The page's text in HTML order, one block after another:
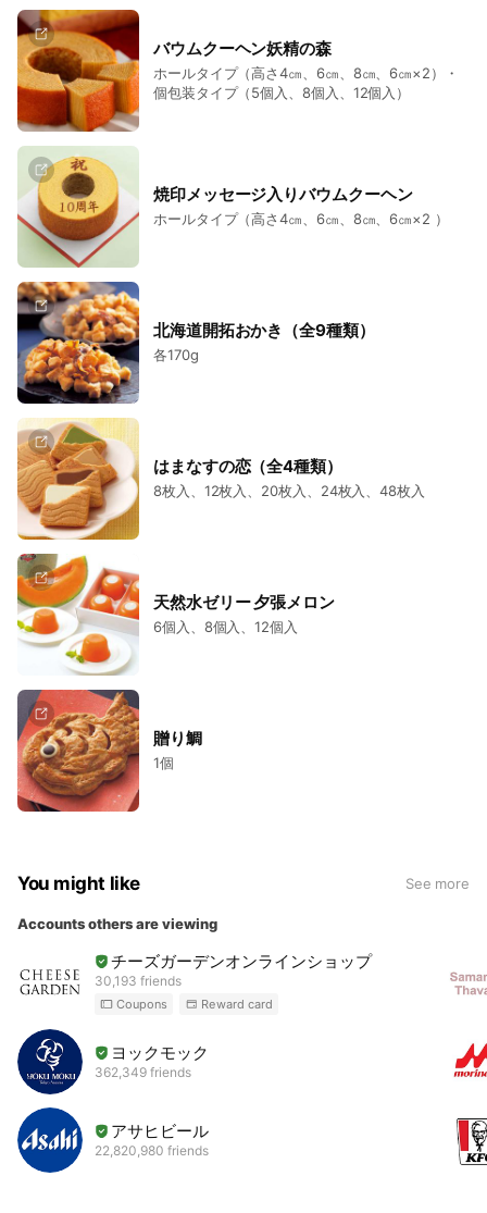
バウムクーヘン妖精の森
ホールタイプ（高さ4㎝、6㎝、8㎝、6㎝×2）・
個包装タイプ（5個入、8個入、12個入）
焼印メッセージ入りバウムクーヘン
ホールタイプ（高さ4㎝、6㎝、8㎝、6㎝×2 ）
北海道開拓おかき（全9種類）
各170g
はまなすの恋（全4種類）
8枚入、12枚入、20枚入、24枚入、48枚入
天然水ゼリー 夕張メロン
6個入、8個入、12個入
贈り鯛
1個
You might like See more
Accounts others are viewing
チーズガーデンオンラインショップ
30,193 friends
Coupons Reward card
ヨックモック
362,349 friends
アサヒビール
22,820,980 friends